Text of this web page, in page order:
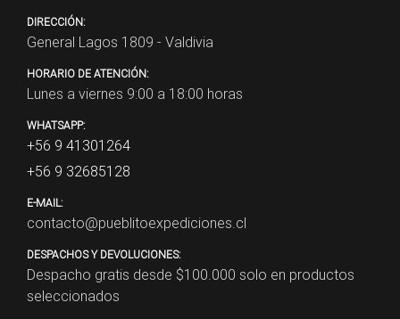
DIRECCIÓN:
General Lagos 1809 - Valdivia
HORARIO DE ATENCIÓN:
Lunes a viernes 9:00 a 18:00 horas
WHATSAPP:
+56 9 41301264
+56 9 32685128
E-MAIL:
contacto@pueblitoexpediciones.cl
DESPACHOS Y DEVOLUCIONES:
Despacho gratis desde $100.000 solo en productos
seleccionados